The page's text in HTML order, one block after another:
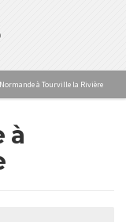
à Tourville la Rivière
à